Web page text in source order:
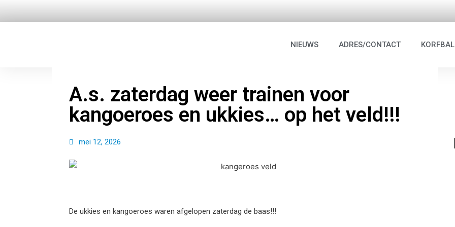
naar
NIEUWS ADRES/CONTACT KORFBAL
A.s. zaterdag weer trainen voor
kangoeroes en ukkies… op het veld!!!
mei 12, 2026
De ukkies en kangoeroes waren afgelopen zaterdag de baas!!!